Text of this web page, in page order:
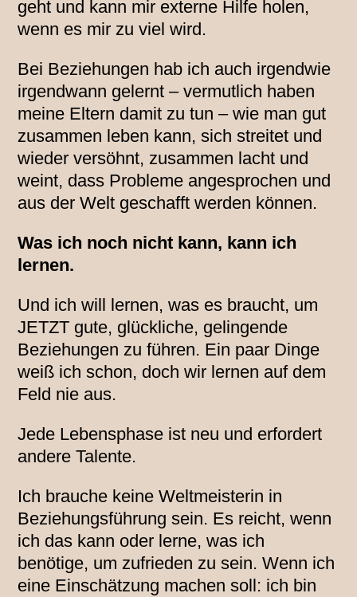
geht und kann mir externe Hilfe holen,
wenn es mir zu viel wird.
Bei Beziehungen hab ich auch irgendwie
irgendwann gelernt – vermutlich haben
meine Eltern damit zu tun – wie man gut
zusammen leben kann, sich streitet und
wieder versöhnt, zusammen lacht und
weint, dass Probleme angesprochen und
aus der Welt geschafft werden können.
Was ich noch nicht kann, kann ich
lernen.
Und ich will lernen, was es braucht, um
JETZT gute, glückliche, gelingende
Beziehungen zu führen. Ein paar Dinge
weiß ich schon, doch wir lernen auf dem
Feld nie aus.
Jede Lebensphase ist neu und erfordert
andere Talente.
Ich brauche keine Weltmeisterin in
Beziehungsführung sein. Es reicht, wenn
ich das kann oder lerne, was ich
benötige, um zufrieden zu sein. Wenn ich
eine Einschätzung machen soll: ich bin